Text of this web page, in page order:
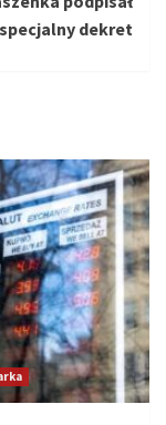
specjalny dekret